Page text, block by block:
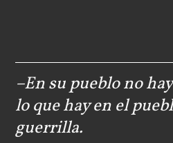
–En su pueblo no
lo que hay en el
guerrilla.